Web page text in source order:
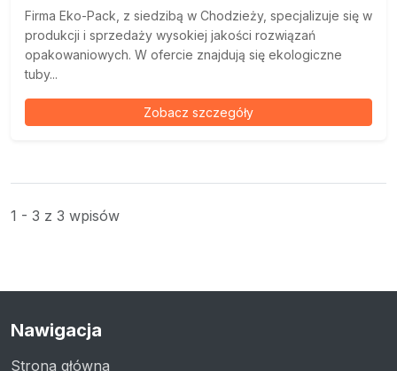
Firma Eko-Pack, z siedzibą w Chodzieży, specjalizuje się w
produkcji i sprzedaży wysokiej jakości rozwiązań
opakowaniowych. W ofercie znajdują się ekologiczne
tuby...
Zobacz szczegóły
1 - 3 z 3 wpisów
Nawigacja
Strona główna